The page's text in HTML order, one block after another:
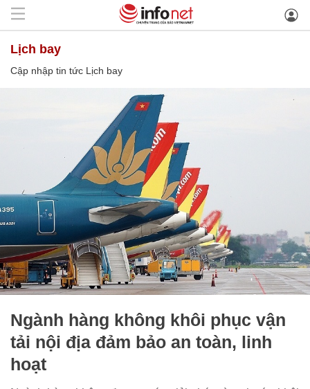
Lịch bay
Cập nhập tin tức Lịch bay
Ngành hàng không khôi phục vận
tải nội địa đảm bảo an toàn, linh
hoạt